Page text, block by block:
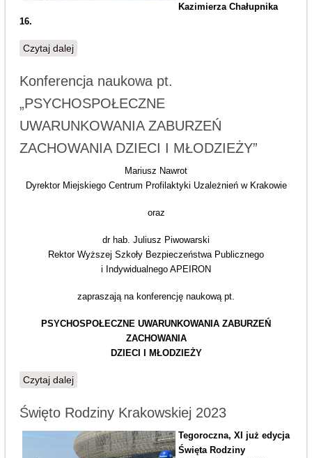
Kazimierza Chałupnika
16.
Czytaj dalejwpis Święto Dzielnicy III Prądnik Czerwony
Konferencja naukowa pt.
„PSYCHOSPOŁECZNE
UWARUNKOWANIA ZABURZEŃ
ZACHOWANIA DZIECI I MŁODZIEŻY”
Mariusz Nawrot
Dyrektor Miejskiego Centrum Profilaktyki Uzależnień w Krakowie
oraz
dr hab. Juliusz Piwowarski
Rektor Wyższej Szkoły Bezpieczeństwa Publicznego
i Indywidualnego APEIRON
zapraszają na konferencję naukową pt.
PSYCHOSPOŁECZNE UWARUNKOWANIA ZABURZEŃ
ZACHOWANIA
DZIECI I MŁODZIEŻY
Czytaj dalejwpis Konferencja naukowa pt. „PSYCHOSPOŁECZNE
DZIECI I MŁODZIEŻY”
Święto Rodziny Krakowskiej 2023
Tegoroczna, XI już edycja
Święta Rodziny